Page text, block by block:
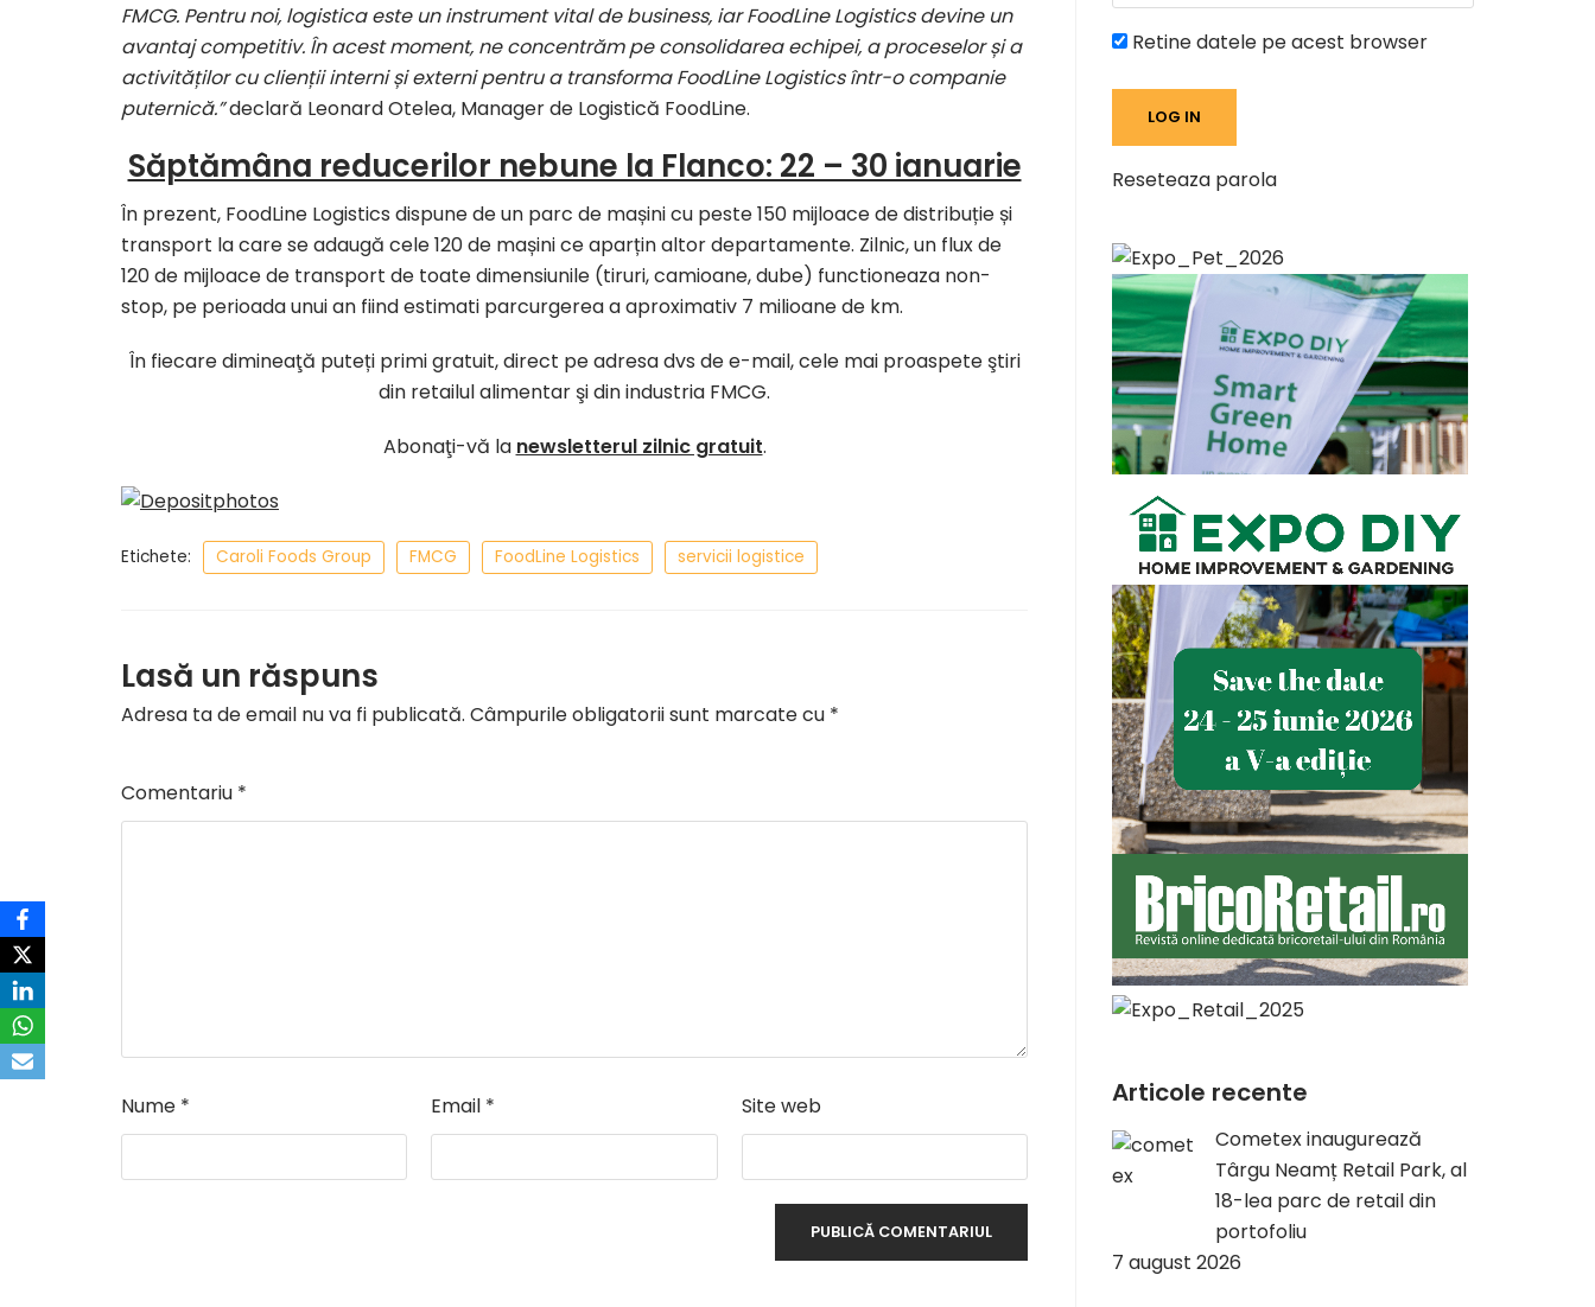
FMCG. Pentru noi, logistica este un instrument vital de business, iar FoodLine Logistics devine un
avantaj competitiv. În acest moment, ne concentrăm pe consolidarea echipei, a proceselor și a
activităților cu clienții interni și externi pentru a transforma FoodLine Logistics într-o companie
puternică.”declară Leonard Otelea, Manager de Logistică FoodLine.
Săptămâna reducerilor nebune la Flanco: 22 – 30 ianuarie
În prezent, FoodLine Logistics dispune de un parc de mașini cu peste 150 mijloace de distribuție și
transport la care se adaugă cele 120 de mașini ce aparțin altor departamente. Zilnic, un flux de
120 de mijloace de transport de toate dimensiunile (tiruri, camioane, dube) functioneaza non-
stop, pe perioada unui an fiind estimati parcurgerea a aproximativ 7 milioane de km.
În fiecare dimineaţă puteți primi gratuit, direct pe adresa dvs de e-mail, cele mai proaspete ştiri
din retailul alimentar şi din industria FMCG.
Abonaţi-vă la newsletterul zilnic gratuit.
Etichete: Caroli Foods Group FMCG FoodLine Logistics servicii logistice
Lasă un răspuns
Adresa ta de email nu va fi publicată. Câmpurile obligatorii sunt marcate cu *
Comentariu *
Nume * Email * Site web
Retine datele pe acest browser
Reseteaza parola
Articole recente
Cometex inaugurează
Târgu Neamț Retail Park, al
18-lea parc de retail din
portofoliu
7 august 2026